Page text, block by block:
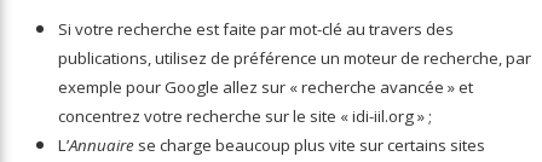
Si votre recherche est faite par mot-clé au travers des
publications, utilisez de préférence un moteur de recherche, par
exemple pour Google allez sur « recherche avancée » et
concentrez votre recherche sur le site « idi-iil.org » ;
L’Annuaire se charge beaucoup plus vite sur certains sites